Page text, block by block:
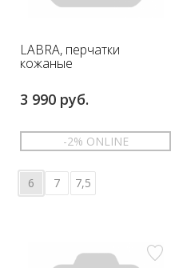
LABRA, перчатки
кожаные
3 990 руб.
-2% ONLINE
6 7 7,5